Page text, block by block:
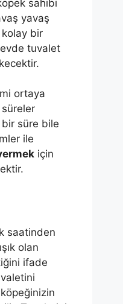
sahibi
yavaş
kolay bir
tuvalet
ortaya
süreler
bir süre bile
ile
için
saatinden
olan
ifade